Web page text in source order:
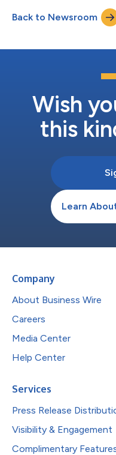
IA y automatización
nodo comunitario y
Back to Newsroom
Wish
this
Learn
Company
About Business Wire
Careers
Media Center
Help Center
Services
Press Release
Visibility & Engagement
Complimentary